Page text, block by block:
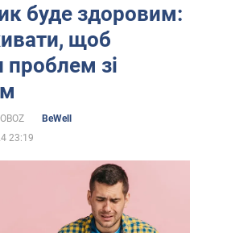
буде здоровим:
щоб
проблем зі
BeWell
23:19